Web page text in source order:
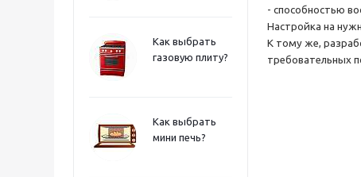
Как выбрать
газовую плиту?
Как выбрать
мини печь?
- способностью
Настройка на
К тому же,
требовательных